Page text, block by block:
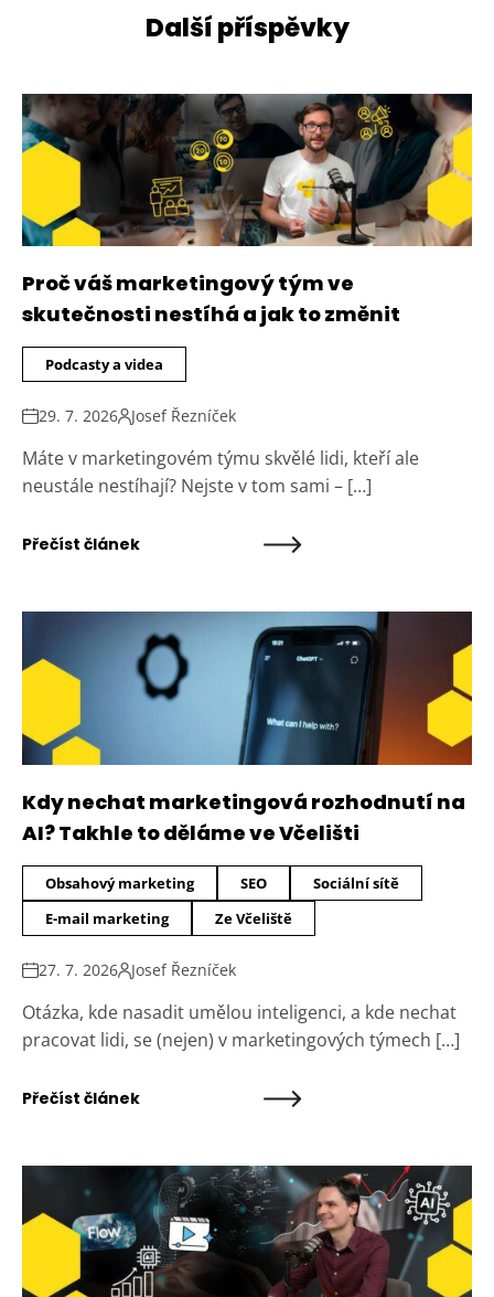
Další příspěvky
Proč váš marketingový tým ve
skutečnosti nestíhá a jak to změnit
Podcasty a videa
29. 7. 2026 Josef Řezníček
Máte v marketingovém týmu skvělé lidi, kteří ale
neustále nestíhají? Nejste v tom sami – […]
Přečíst článek
Kdy nechat marketingová rozhodnutí na
AI? Takhle to děláme ve Včelišti
Obsahový marketing SEO
Sociální sítě
E-mail marketing
Ze Včeliště
27. 7. 2026 Josef Řezníček
Otázka, kde nasadit umělou inteligenci, a kde nechat
pracovat lidi, se (nejen) v marketingových týmech […]
Přečíst článek